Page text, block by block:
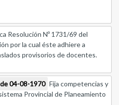
Resolución Nº 1731/69 del
por la cual éste adhiere a
provisorios de docentes.
04-08-1970 Fija competencias y
Provincial de Planeamiento